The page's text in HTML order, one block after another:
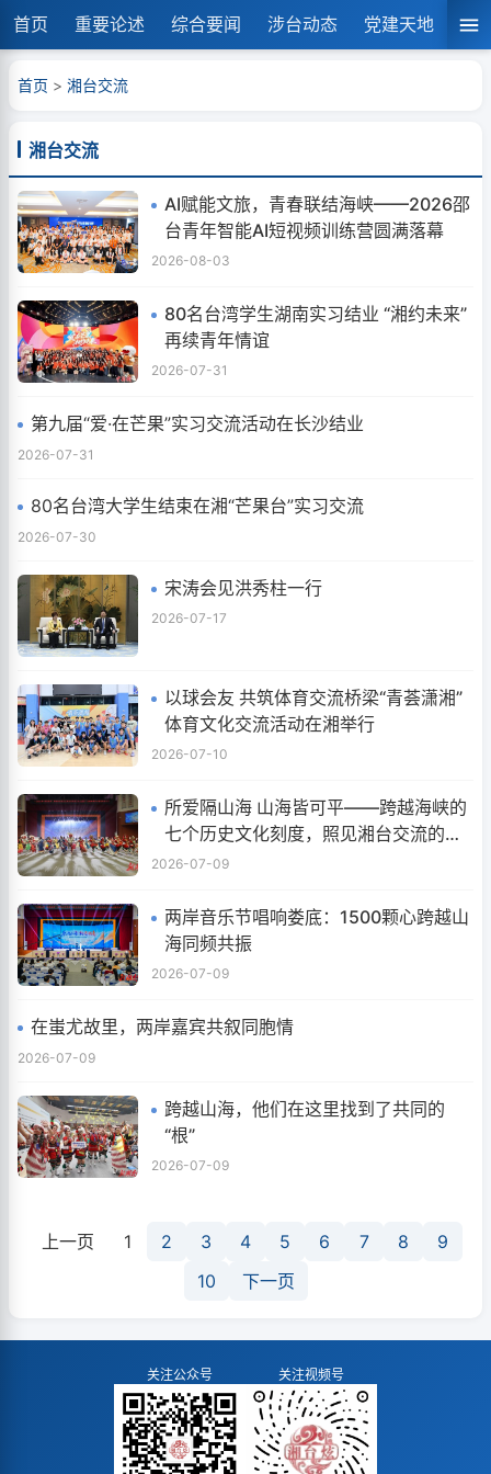
首页 重要论述 综合要闻 涉台动态 党建天地 湘
首页 > 湘台交流
湘台交流
AI赋能文旅，青春联结海峡——2026邵
台青年智能AI短视频训练营圆满落幕
2026-08-03
80名台湾学生湖南实习结业 “湘约未来”
再续青年情谊
2026-07-31
第九届“爱·在芒果”实习交流活动在长沙结业
2026-07-31
80名台湾大学生结束在湘“芒果台”实习交流
2026-07-30
宋涛会见洪秀柱一行
2026-07-17
以球会友 共筑体育交流桥梁“青荟潇湘”
体育文化交流活动在湘举行
2026-07-10
所爱隔山海 山海皆可平——跨越海峡的
七个历史文化刻度，照见湘台交流的深
情厚谊
2026-07-09
两岸音乐节唱响娄底：1500颗心跨越山
海同频共振
2026-07-09
在蚩尤故里，两岸嘉宾共叙同胞情
2026-07-09
跨越山海，他们在这里找到了共同的
“根”
2026-07-09
上一页 1 2 3 4 5 6 7 8
9
10
下一页
关注公众号 关注视频号